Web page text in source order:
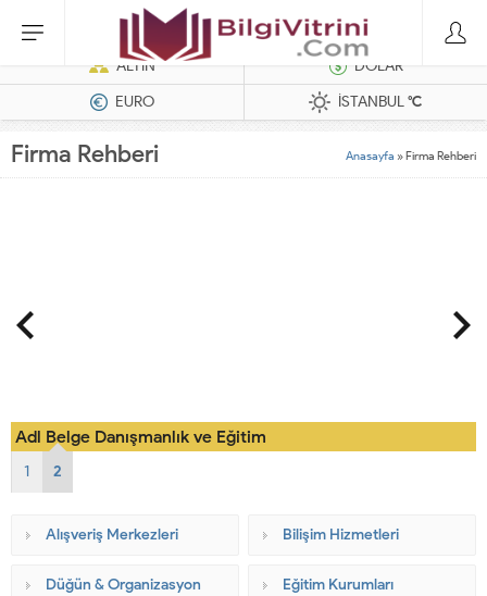
Dizel Jeneratörler
ALTIN
DOLAR
EURO
İSTANBUL°C
Anasayfa »Firma Rehberi
Firma Rehberi
YEMEK24
1 2
Alışveriş Merkezleri Bilişim Hizmetleri
Düğün & Organizasyon Eğitim Kurumları